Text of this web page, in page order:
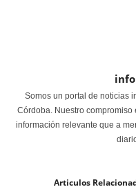
Somos un portal de noticias
Córdoba. Nuestro
información relevante que a
Articulos